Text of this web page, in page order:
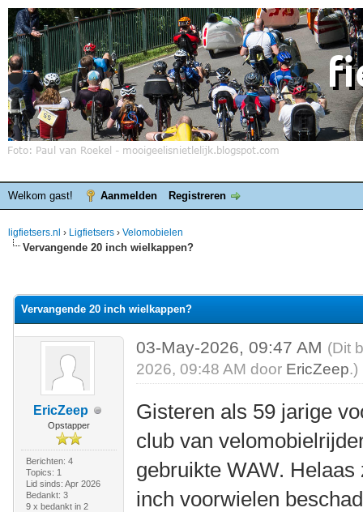
Welkom gast! Aanmelden Registreren
ligfietsers.nl › Ligfietsers › Velomobielen
Vervangende 20 inch wielkappen?
Vervangende 20 inch wielkappen?
EricZeep
Opstapper
Berichten: 4
Topics: 1
Lid sinds: Apr 2026
Bedankt: 3
9 x bedankt in 2
03-May-2026, 09:47 AM (Dit
2026, 09:48 AM door EricZeep.)
Gisteren als 59 jarige
club van
gebruikte WAW.
inch voorwielen